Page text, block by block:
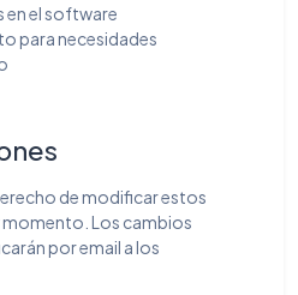
en el software
para necesidades
de modificar estos
momento. Los cambios
por email a los